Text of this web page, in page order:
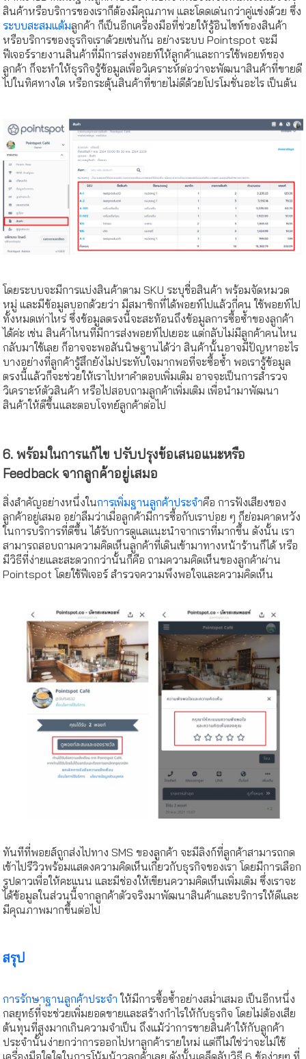
สินค้าหรือบริการของเราก็ต้องมีคุณภาพ และโดดเด่นกว่าคู่แข่งด้วย ซึ่ง
ระบบสะสมแต้มลูกค้า ก็เป็นอีกเครื่องมือที่ช่วยให้รู้อินไซท์ของสินค้า
หรือบริการของธุรกิจเราด้วยเช่นกัน อย่างระบบ Pointspot จะมี
ฟีเจอร์รายงานสินค้าที่มีการส่งพอยท์ให้ลูกค้าและการใช้พอยท์ของ
ลูกค้า ก็จะทำให้ธุรกิจรู้ข้อมูลเพื่อวิเคราะห์ต่อว่าจะพัฒนาสินค้าที่ขายดี
ไปในทิศทางใด หรือกระตุ้นสินค้าที่ขายไม่ดีด้วยโปรโมชั่นอะไร เป็นต้น
โดยระบบจะมีการแบ่งสินค้าตาม SKU ระบุชื่อสินค้า พร้อมจัดหมวด
หมู่ และมีข้อมูลบอกด้วยว่า มีสมาชิกที่ได้พอยท์ไปแล้วกี่คน ใช้พอยท์ไป
ทั้งหมดเท่าไหร่ ซึ่งข้อมูลตรงนี้จะสะท้อนถึงข้อมูลการซื้อซ้ำของลูกค้า
ได้ค่ะ เช่น สินค้าไหนที่มีการส่งพอยท์ไปเยอะ แต่กลับไม่มีลูกค้าคนไหน
กลับมาใช้เลย ก็อาจจะพอสันนิษฐานได้ว่า สินค้านั้นอาจมีปัญหาอะไร
บางอย่างที่ลูกค้ารู้สึกยังไม่ประทับใจมากพอที่จะซื้อซ้ำ พอเรารู้ข้อมูล
ตรงนี้แล้วก็จะช่วยให้เราไปหาคำตอบเพิ่มเติม อาจจะเป็นการสำรวจ
วิเคราะห์ตัวสินค้า หรือไปสอบถามลูกค้าเพิ่มเติม เพื่อนำมาพัฒนา
สินค้าให้ดีขึ้นและตอบโจทย์ลูกค้าต่อไป
6. พร้อมในการแก้ไข ปรับปรุงข้อเสนอแนะหรือ
Feedback จากลูกค้าอยู่เสมอ
สิ่งสำคัญอย่างหนึ่งในการเพิ่มฐานลูกค้าประจำคือ การฟังเสียงของ
ลูกค้าอยู่เสมอ อย่าลืมว่าเมื่อลูกค้ามีการซื้อกับเราบ่อย ๆ ก็ย่อมคาดหวัง
ในการบริการที่ดีขึ้น ได้รับการดูแลแนะนำจากเราที่มากขึ้น ดังนั้น เรา
สามารถสอบถามความคิดเห็นลูกค้าที่เดินเข้ามาทางหน้าร้านก็ได้ หรือ
มีวิธีที่ง่ายและสะดวกกว่านั้นก็คือ ถามความคิดเห็นของลูกค้าผ่าน
Pointspot โดยใช้ฟีเจอร์ สำรวจความพึงพอใจและความคิดเห็น
ทันทีที่พอยส์ถูกส่งไปทาง SMS ของลูกค้า จะมีลิงก์ที่ลูกค้าสามารถกด
เข้าไปรีวิวพร้อมแสดงความคิดเห็นเกี่ยวกับธุรกิจของเรา โดยมีการเลือก
รูปดาวเพื่อให้คะแนน และมีช่องให้เขียนความคิดเห็นเพิ่มเติม ซึ่งเราจะ
ได้ข้อมูลในส่วนนี้จากลูกค้าตัวจริงมาพัฒนาสินค้าและบริการให้ดีและ
มีคุณภาพมากขึ้นต่อไป
สรุป
การรักษาฐานลูกค้าประจำ ให้มีการซื้อซ้ำอย่างสม่ำเสมอ เป็นอีกหนึ่ง
กลยุทธ์ที่จะช่วยเพิ่มยอดขายและสร้างกำไรให้กับธุรกิจ โดยไม่ต้องเสีย
ต้นทุนที่สูงมากเกินความจำเป็น ถึงแม้ว่าการขายสินค้าให้กับลูกค้า
ประจำนั้นง่ายกว่าการออกไปหาลูกค้ารายใหม่ แต่ก็ไม่ใช่ว่าจะไม่ใช้
เครื่องมือใดใดในการโน้มน้าวลูกค้าเลย ดังนั้นเคล็ดลับวิธี 6 ข้อง่ายๆ ที่